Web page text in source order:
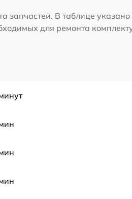
запчастей. В таблице
для ремонта